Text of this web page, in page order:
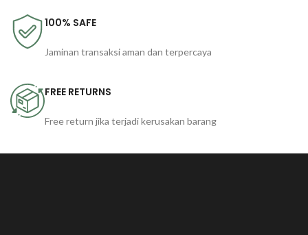
100% SAFE
Jaminan transaksi aman dan terpercaya
FREE RETURNS
Free return jika terjadi kerusakan barang